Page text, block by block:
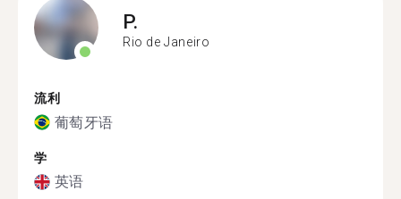
P.
Rio de Janeiro
流利
葡萄牙语
学
英语